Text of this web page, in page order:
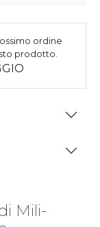
ordine
prodotto.
Mili-